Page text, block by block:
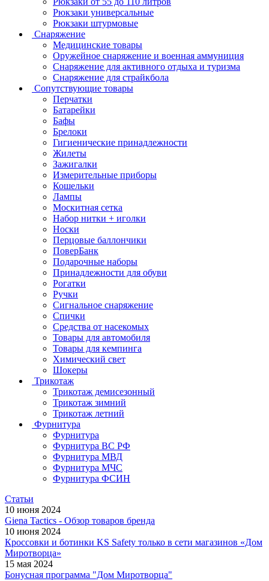
Рюкзаки универсальные
Рюкзаки штурмовые
Снаряжение
Медицинские товары
Оружейное снаряжение и военная аммуниция
Снаряжение для активного отдыха и туризма
Снаряжение для страйкбола
Сопутствующие товары
Перчатки
Батарейки
Бафы
Брелоки
Гигиенические принадлежности
Жилеты
Зажигалки
Измерительные приборы
Кошельки
Лампы
Москитная сетка
Набор нитки + иголки
Носки
Перцовые баллончики
ПоверБанк
Подарочные наборы
Принадлежности для обуви
Рогатки
Ручки
Сигнальное снаряжение
Спички
Средства от насекомых
Товары для автомобиля
Товары для кемпинга
Химический свет
Шокеры
Трикотаж
Трикотаж демисезонный
Трикотаж зимний
Трикотаж летний
Фурнитура
Фурнитура
Фурнитура ВС РФ
Фурнитура МВД
Фурнитура МЧС
Фурнитура ФСИН
Статьи
10 июня 2024
Giena Tactics - Обзор товаров бренда
10 июня 2024
Кроссовки и ботинки KS Safety только в сети магазинов «Дом
Миротворца»
15 мая 2024
Бонусная программа "Дом Миротворца"